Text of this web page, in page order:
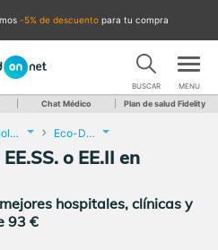
-5% de descuento para tu compra
BUSCAR MENU
Chat Médico Plan de salud Fidelity
Angiología y Cirugía Vascular Eco-Doppler Arterial EE.SS. o EE.II
o EE.II en
hospitales, clínicas y
93 €